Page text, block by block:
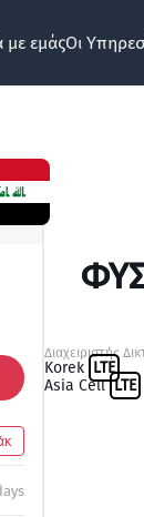
με εμάςΟι
Διαχειριστής
Korek LTE
Asia Cell LTE